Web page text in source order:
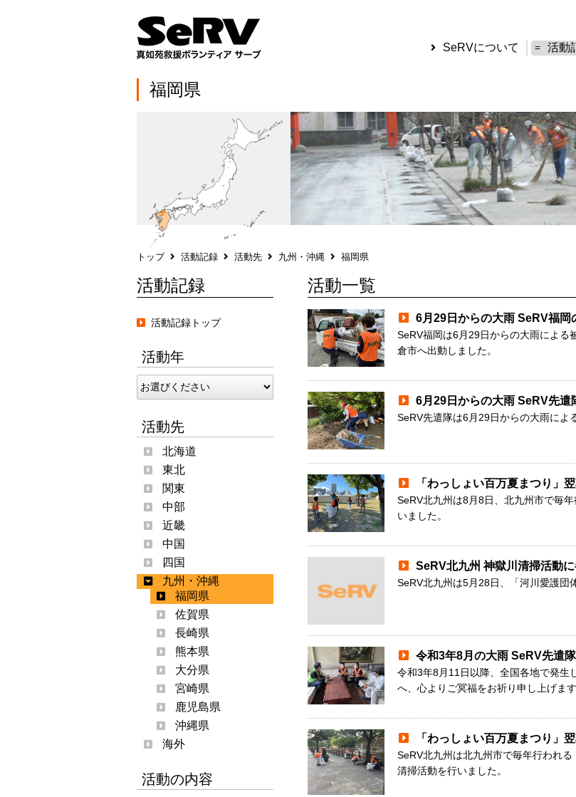
SeRVについて 活動
福岡県
トップ 活動記録 活動先 九州・沖縄 福岡県
活動記録
活動記録トップ
活動年
活動先
北海道
東北
関東
中部
近畿
中国
四国
九州・沖縄
福岡県
佐賀県
長崎県
熊本県
大分県
宮崎県
鹿児島県
沖縄県
海外
活動の内容
活動一覧
6月29日からの大雨 SeRV福岡
SeRV福岡は6月29日からの大雨による
倉市へ出動しました。
6月29日からの大雨 SeRV先遣
SeRV先遣隊は6月29日からの大雨によ
「わっしょい百万夏まつり」
SeRV北九州は8月8日、北九州市で毎
いました。
SeRV北九州 神獄川清掃活動
SeRV北九州は5月28日、「河川愛護団
令和3年8月の大雨 SeRV先遣
令和3年8月11日以降、全国各地で発生
へ、心よりご冥福をお祈り申し上げます
「わっしょい百万夏まつり」
SeRV北九州は北九州市で毎年行われ
清掃活動を行いました。